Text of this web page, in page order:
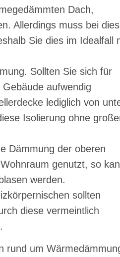
Dach,
Allerdings muss bei
Sie dies im Idealfall
Sollten Sie sich für
aufwendig
lediglich von
Isolierung ohne
Dämmung der oberen
genutzt, so
werden.
sollten
diese vermeintlich
rund um